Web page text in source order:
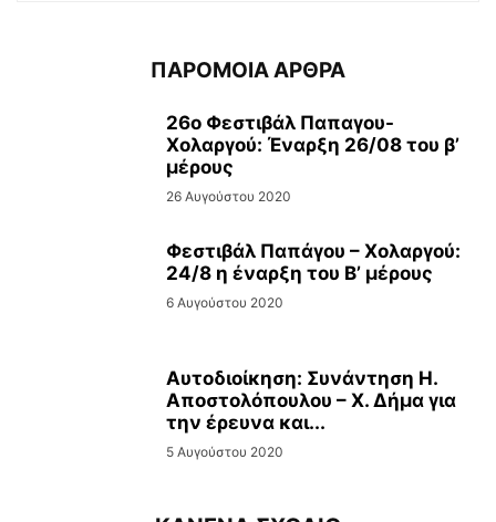
ΠΑΡΟΜΟΙΑ ΑΡΘΡΑ
26ο Φεστιβάλ Παπαγου-
Χολαργού: Έναρξη 26/08 του β’
μέρους
26 Αυγούστου 2020
Φεστιβάλ Παπάγου – Χολαργού:
24/8 η έναρξη του Β’ μέρους
6 Αυγούστου 2020
Αυτοδιοίκηση: Συνάντηση Η.
Αποστολόπουλου – Χ. Δήμα για
την έρευνα και...
5 Αυγούστου 2020